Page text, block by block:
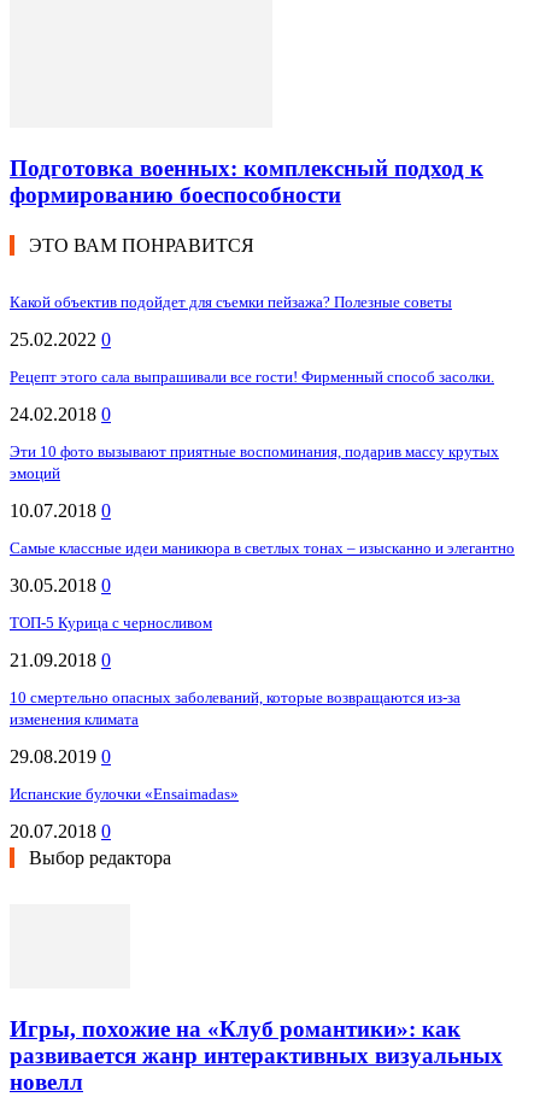
Подготовка военных: комплексный подход к
формированию боеспособности
ЭТО ВАМ ПОНРАВИТСЯ
Какой объектив подойдет для съемки пейзажа? Полезные советы
25.02.2022 0
Рецепт этого сала выпрашивали все гости! Фирменный способ засолки.
24.02.2018 0
Эти 10 фото вызывают приятные воспоминания, подарив массу крутых
эмоций
10.07.2018 0
Самые классные идеи маникюра в светлых тонах – изысканно и элегантно
30.05.2018 0
ТОП-5 Курица с черносливом
21.09.2018 0
10 смертельно опасных заболеваний, которые возвращаются из-за
изменения климата
29.08.2019 0
Испанские булочки «Ensaimadas»
20.07.2018 0
Выбор редактора
Игры, похожие на «Клуб романтики»: как
развивается жанр интерактивных визуальных
новелл